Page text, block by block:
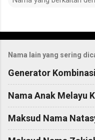
o
m
m
e
n
Nama lain yang sering
Generator
Nama Anak Melayu
Maksud Nama